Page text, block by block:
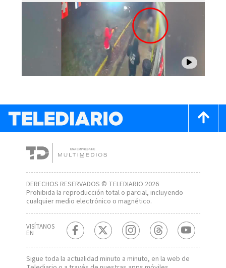
DERECHOS RESERVADOS © TELEDIARIO 2026
Prohibida la reproducción total o parcial, incluyendo
cualquier medio electrónico o magnético.
VISÍTANOS
EN
Sigue toda la actualidad minuto a minuto, en la web de